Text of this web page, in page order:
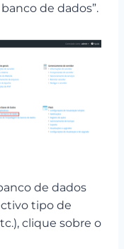
de dados”.
de dados
tipo de
clique sobre o